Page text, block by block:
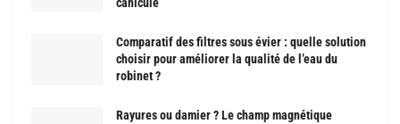
Comparatif des filtres sous évier : quelle solution
choisir pour améliorer la qualité de l’eau du
robinet ?
Rayures ou damier ? Le champ magnétique